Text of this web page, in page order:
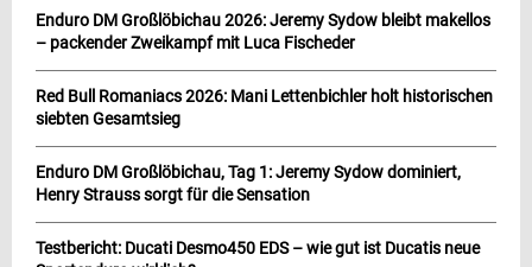
Enduro DM Großlöbichau 2026: Jeremy Sydow bleibt makellos
– packender Zweikampf mit Luca Fischeder
Red Bull Romaniacs 2026: Mani Lettenbichler holt historischen
siebten Gesamtsieg
Enduro DM Großlöbichau, Tag 1: Jeremy Sydow dominiert,
Henry Strauss sorgt für die Sensation
Testbericht: Ducati Desmo450 EDS – wie gut ist Ducatis neue